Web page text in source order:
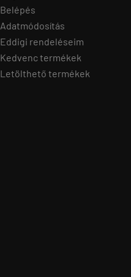
Belépés
Adatmódosítás
Eddigi rendeléseim
Kedvenc termékek
Letölthető termékek